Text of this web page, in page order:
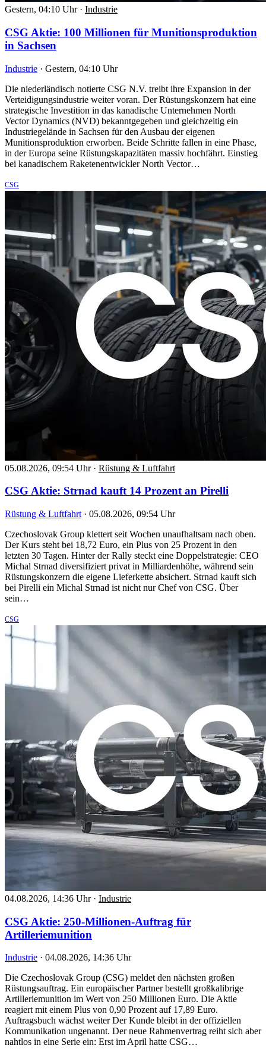
Gestern, 04:10 Uhr · Industrie
CSG Aktie: 100 Millionen für Munitionsproduktion
in Sachsen
Industrie · Gestern, 04:10 Uhr
Die niederländisch notierte CSG N.V. treibt ihre Expansion in der
Verteidigungsindustrie weiter voran. Der Rüstungskonzern hat eine
strategische Investition in das kanadische Unternehmen North
Vector Dynamics (NVD) bekanntgegeben und gleichzeitig ein
Industriegelände in Sachsen für den Ausbau der eigenen
Munitionsproduktion erworben. Beide Schritte fallen in eine Phase,
in der Europa seine Rüstungskapazitäten massiv hochfährt. Einstieg
bei kanadischem Raketenentwickler North Vector…
CSG
05.08.2026, 09:54 Uhr · Rüstung & Luftfahrt
CSG Aktie: Strnad kauft 14 Prozent an Pirelli
Rüstung & Luftfahrt · 05.08.2026, 09:54 Uhr
Czechoslovak Group klettert seit Wochen unaufhaltsam nach oben.
Der Kurs steht bei 18,72 Euro, ein Plus von 25 Prozent in den
letzten 30 Tagen. Hinter der Rally steckt eine Doppelstrategie: CEO
Michal Strnad diversifiziert privat in Milliardenhöhe, während sein
Rüstungskonzern die eigene Lieferkette absichert. Strnad kauft sich
bei Pirelli ein Michal Strnad ist nicht nur Chef von CSG. Über
sein…
CSG
04.08.2026, 14:36 Uhr · Industrie
CSG Aktie: 250-Millionen-Auftrag für
Artilleriemunition
Industrie · 04.08.2026, 14:36 Uhr
Die Czechoslovak Group (CSG) meldet den nächsten großen
Rüstungsauftrag. Ein europäischer Partner bestellt großkalibrige
Artilleriemunition im Wert von 250 Millionen Euro. Die Aktie
reagiert mit einem Plus von 0,90 Prozent auf 17,89 Euro.
Auftragsbuch wächst weiter Der Kunde bleibt in der offiziellen
Kommunikation ungenannt. Der neue Rahmenvertrag reiht sich aber
nahtlos in eine Serie ein: Erst im April hatte CSG…